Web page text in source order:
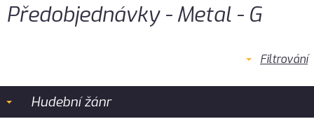
Předobjednávky - Metal - G
Filtrování
Hudební žánr